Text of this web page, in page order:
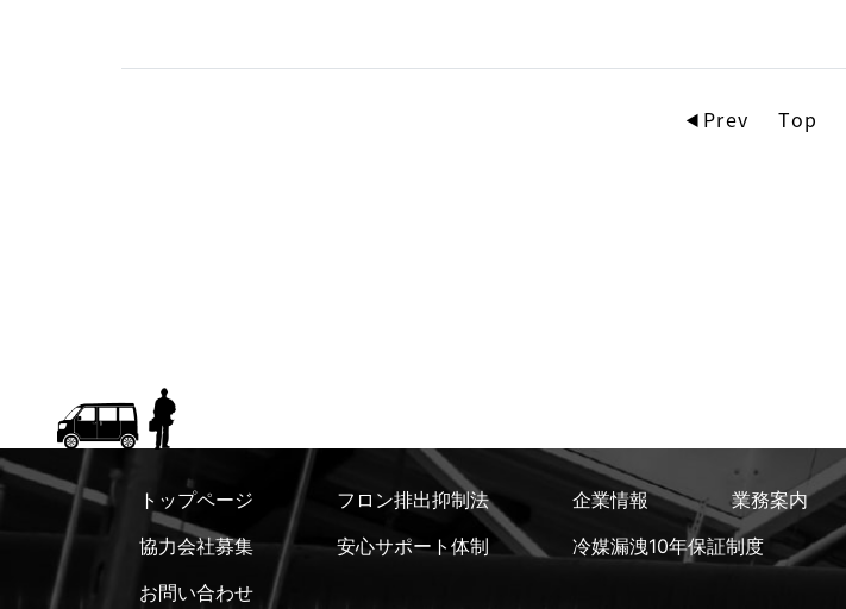
Prev Top
トップページ フロン排出抑制法 企業情報 業務案内
協力会社募集
安心サポート体制 冷媒漏洩10年保証制度
お問い合わせ